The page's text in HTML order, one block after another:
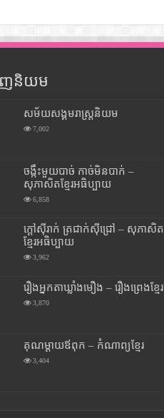
ញនិយម
សម័យសង្គមរាស្រ្តនិយម
7,002
ចង្កឹះមួយបាច់ កាច់មិនបាក់ –
សុភាសិតខ្មែរអធិប្បាយ
6,858
ក្តៅស៊ីរាក់ ត្រជាក់ស៊ីជ្រៅ – សុភាសិត
ខ្មែរអធិប្បាយ
3,962
រឿងអ្នកតាឃ្លាំងមឿង – រឿងព្រេងខ្មែរ
3,870
គុណម្តាយឪពុក – កំណាព្យខ្មែរ
3,404